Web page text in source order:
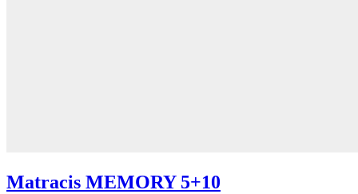
Matracis MEMORY 5+10